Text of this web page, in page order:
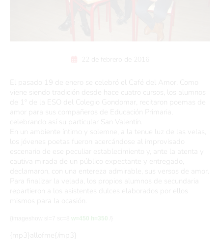
22 de febrero de 2016
El pasado 19 de enero se celebró el Café del Amor. Como
viene siendo tradición desde hace cuatro cursos, los alumnos
de 1º de la ESO del Colegio Gondomar, recitaron poemas de
amor para sus compañeros de Educación Primaria,
celebrando así su particular San Valentín.
En un ambiente íntimo y solemne, a la tenue luz de las velas,
los jóvenes poetas fueron acercándose al improvisado
escenario de ese peculiar establecimiento y, ante la atenta y
cautiva mirada de un público expectante y entregado,
declamaron, con una entereza admirable, sus versos de amor.
Para finalizar la velada, los propios alumnos de secundaria
repartieron a los asistentes dulces elaborados por ellos
mismos para la ocasión.
w=450 h=350
{mp3}allofme{/mp3}